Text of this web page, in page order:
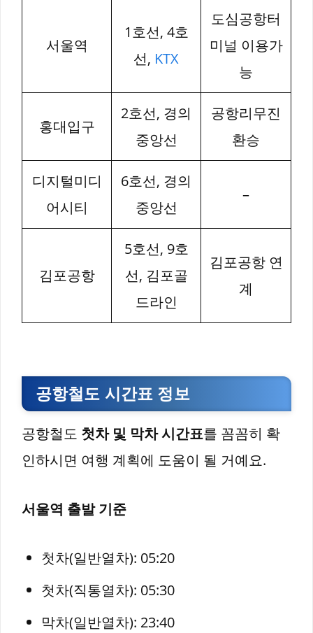
서울역
1호선, 4호
선, KTX
도심공항터
미널 이용가
능
홍대입구
2호선, 경의
중앙선
공항리무진
환승
디지털미디
어시티
6호선, 경의
중앙선
–
김포공항
5호선, 9호
선, 김포골
드라인
김포공항 연
계
공항철도 시간표 정보
공항철도 첫차 및 막차 시간표를 꼼꼼히 확
인하시면 여행 계획에 도움이 될 거예요.
서울역 출발 기준
첫차(일반열차): 05:20
첫차(직통열차): 05:30
막차(일반열차): 23:40